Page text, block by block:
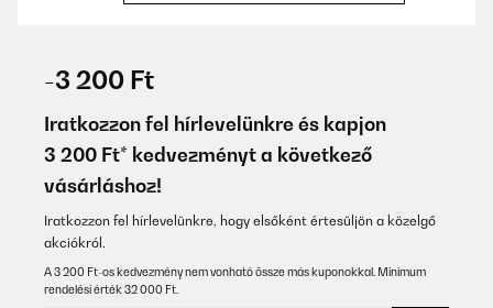
Verpackung war gut gepolstert, so daß bei normalem Transport
keine Beschädigungen zu erwarten sind
-3 200 Ft
Iratkozzon fel hírlevelünkre és kapjon
3 200 Ft* kedvezményt a következő
vásárláshoz!
Iratkozzon fel hírlevelünkre, hogy elsőként értesüljön a közelgő
akciókról.
A 3 200 Ft-os kedvezmény nem vonható össze más kuponokkal. Minimum
rendelési érték 32 000 Ft.